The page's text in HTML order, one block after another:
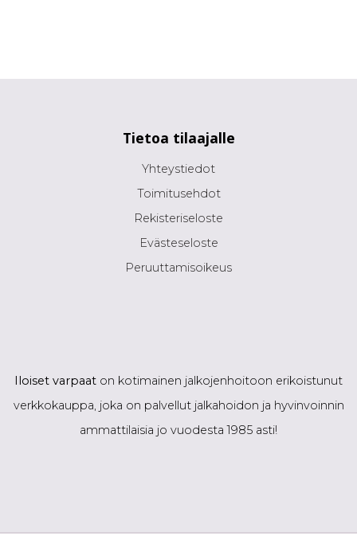
Tietoa tilaajalle
Yhteystiedot
Toimitusehdot
Rekisteriseloste
Evästeseloste
Peruuttamisoikeus
Iloiset varpaat on kotimainen jalkojenhoitoon erikoistunut
verkkokauppa, joka on palvellut jalkahoidon ja hyvinvoinnin
ammattilaisia jo vuodesta 1985 asti!